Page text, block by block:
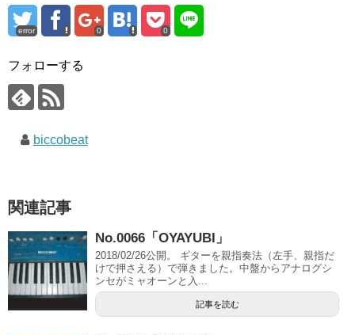
error 0 0
フォローする
biccobeat
関連記事
No.0066「OYAYUBI」
2018/02/26公開。 ギターを親指奏法（左手、親指だ
けで押さえる）で弾きました。中盤からアナログシ
ンセがミャオーンと入...
記事を読む